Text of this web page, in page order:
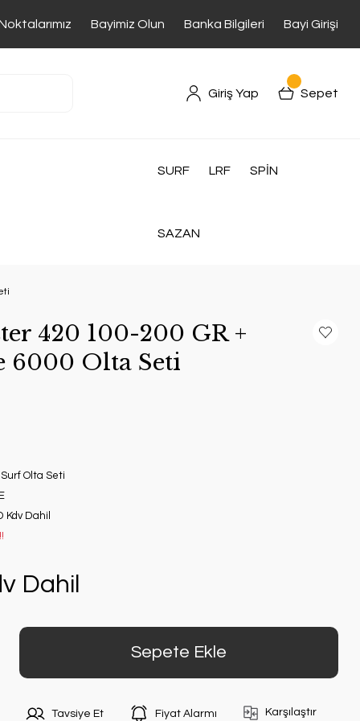
Bayimiz Olun Banka Bilgileri Bayi Girişi
Giriş Yap Sepet
SURF LRF SPİN
SAZAN
420 100-200 GR +
6000 Olta Seti
Olta Seti
Kdv Dahil
Dahil
Sepete Ekle
Tavsiye Et Fiyat Alarmı Karşılaştır